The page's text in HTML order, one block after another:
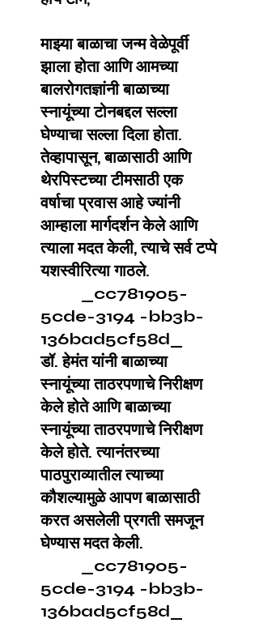
माझ्या बाळाचा जन्म वेळेपूर्वी
झाला होता आणि आमच्या
बालरोगतज्ञांनी बाळाच्या
स्नायूंच्या टोनबद्दल सल्ला
घेण्याचा सल्ला दिला होता.
तेव्हापासून, बाळासाठी आणि
थेरपिस्टच्या टीमसाठी एक
वर्षाचा प्रवास आहे ज्यांनी
आम्हाला मार्गदर्शन केले आणि
त्याला मदत केली, त्याचे सर्व टप्पे
यशस्वीरित्या गाठले.
_cc781905-
5cde-3194 -bb3b-
136bad5cf58d_
डॉ. हेमंत यांनी बाळाच्या
स्नायूंच्या ताठरपणाचे निरीक्षण
केले होते आणि बाळाच्या
स्नायूंच्या ताठरपणाचे निरीक्षण
केले होते. त्यानंतरच्या
पाठपुराव्यातील त्याच्या
कौशल्यामुळे आपण बाळासाठी
करत असलेली प्रगती समजून
घेण्यास मदत केली.
_cc781905-
5cde-3194 -bb3b-
136bad5cf58d_